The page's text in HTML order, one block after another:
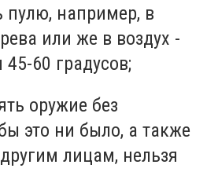
пулю, например, в
или же в воздух -
60 градусов;
оружие без
это ни было, а также
лицам, нельзя